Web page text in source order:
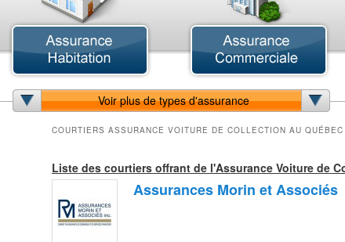
Voir plus de types d'assurance
Assurance Animaux
Assurance Chat
Assurance Chien
Assurance Vétérinaires
Assurance Automobile
Assurance Jeune Conducteur
Assurance Voiture Antiques
Assurance Voiture de Collection
Assurance Bateaux de Pêche
Assurance Runabouts
Assurance Voiliers
COURTIERS ASSURANCE VOITURE DE COLLECTION AU QUÉBEC
Liste des courtiers offrant de l'Assurance Voiture de
Assurances Morin et Associés